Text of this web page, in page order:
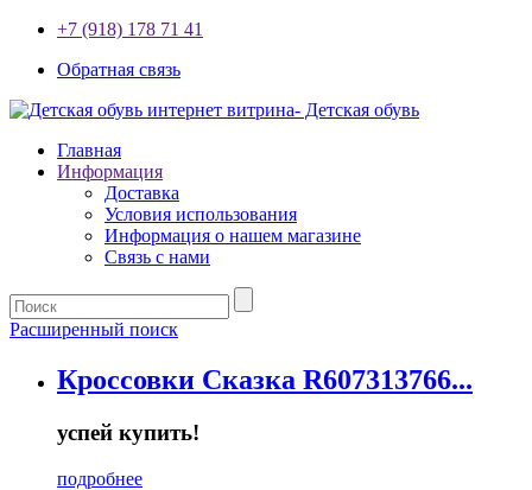
+7 (918) 178 71 41
Обратная связь
Главная
Информация
Доставка
Условия использования
Информация о нашем магазине
Связь с нами
Расширенный поиск
Кроссовки Сказка R607313766...
успей купить!
подробнее